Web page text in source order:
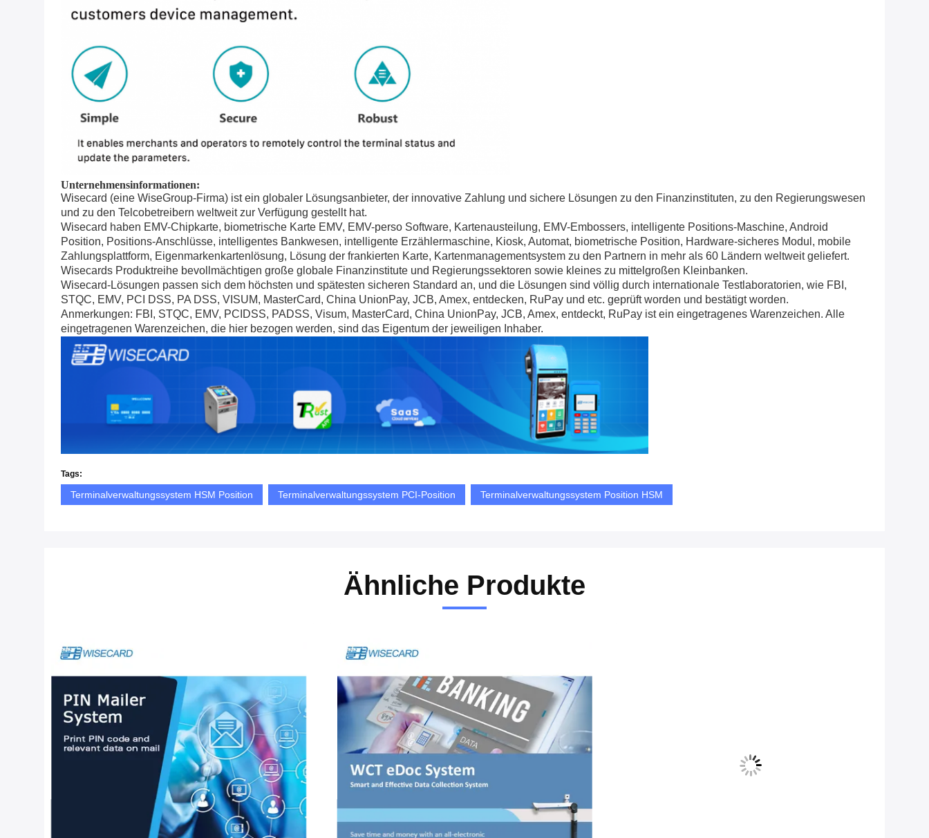
Unternehmensinformationen:
Wisecard (eine WiseGroup-Firma) ist ein globaler Lösungsanbieter, der innovative Zahlung und sichere Lösungen zu den Finanzinstituten, zu den Regierungswesen
und zu den Telcobetreibern weltweit zur Verfügung gestellt hat.
Wisecard haben EMV-Chipkarte, biometrische Karte EMV, EMV-perso Software, Kartenausteilung, EMV-Embossers, intelligente Positions-Maschine, Android
Position, Positions-Anschlüsse, intelligentes Bankwesen, intelligente Erzählermaschine, Kiosk, Automat, biometrische Position, Hardware-sicheres Modul, mobile
Zahlungsplattform, Eigenmarkenkartenlösung, Lösung der frankierten Karte, Kartenmanagementsystem zu den Partnern in mehr als 60 Ländern weltweit geliefert.
Wisecards Produktreihe bevollmächtigen große globale Finanzinstitute und Regierungssektoren sowie kleines zu mittelgroßen Kleinbanken.
Wisecard-Lösungen passen sich dem höchsten und spätesten sicheren Standard an, und die Lösungen sind völlig durch internationale Testlaboratorien, wie FBI,
STQC, EMV, PCI DSS, PA DSS, VISUM, MasterCard, China UnionPay, JCB, Amex, entdecken, RuPay und etc. geprüft worden und bestätigt worden.
Anmerkungen: FBI, STQC, EMV, PCIDSS, PADSS, Visum, MasterCard, China UnionPay, JCB, Amex, entdeckt, RuPay ist ein eingetragenes Warenzeichen. Alle
eingetragenen Warenzeichen, die hier bezogen werden, sind das Eigentum der jeweiligen Inhaber.
Tags:
Terminalverwaltungssystem HSM Position Terminalverwaltungssystem PCI-Position Terminalverwaltungssystem Position HSM
Ähnliche Produkte